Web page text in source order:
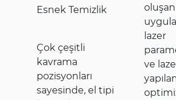
Esnek Temizlik
Çok çeşitli
kavrama
pozisyonları
sayesinde, el tipi
lazer
ve